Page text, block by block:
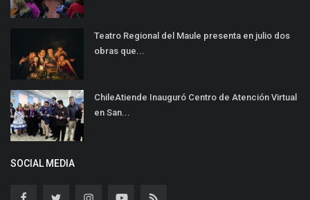
Teatro Regional del Maule presenta en julio dos
obras que...
ChileAtiende Inauguró Centro de Atención Virtual
en San...
SOCIAL MEDIA